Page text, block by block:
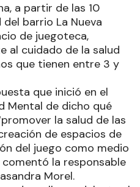
a partir de las 10
barrio La Nueva
de juegoteca,
al cuidado de la salud
que tienen entre 3 y
que inició en el
Mental de dicho qué
la salud de las
de espacios de
del juego como medio
la responsable
Morel.